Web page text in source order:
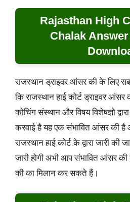
Rajasthan High
Chalak
राजस्थान ड्राइवर आंसर की के लिए
कि राजस्थान हाई कोर्ट ड्राइवर
कोचिंग संस्थान और विषय विशेषज्ञो
करवाई है यह एक संभावित आंसर की
राजस्थान हाई कोर्ट के द्वारा जारी
जारी होगी अभी आप संभावित आंसर
की का मिलान कर सकते हैं।